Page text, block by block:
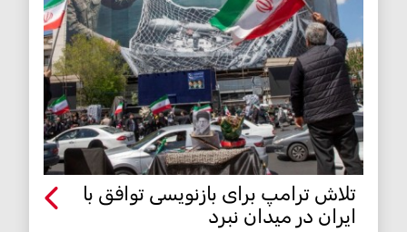
تلاش ترامپ برای بازنویسی توافق با
ایران در میدان نبرد